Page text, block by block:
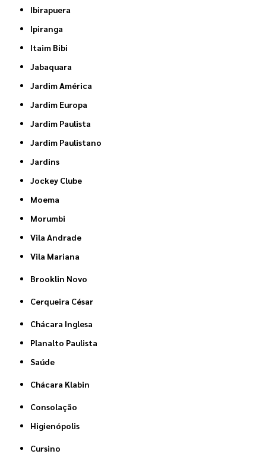
Ibirapuera
Ipiranga
Itaim Bibi
Jabaquara
Jardim América
Jardim Europa
Jardim Paulista
Jardim Paulistano
Jardins
Jockey Clube
Moema
Morumbi
Vila Andrade
Vila Mariana
Brooklin Novo
Cerqueira César
Chácara Inglesa
Planalto Paulista
Saúde
Chácara Klabin
Consolação
Higienópolis
Cursino